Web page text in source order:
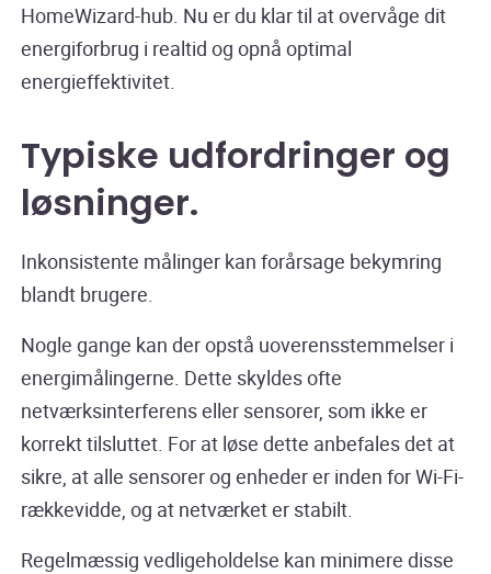
HomeWizard-hub. Nu er du klar til at overvåge dit
energiforbrug i realtid og opnå optimal
energieffektivitet.
Typiske udfordringer og
løsninger.
Inkonsistente målinger kan forårsage bekymring
blandt brugere.
Nogle gange kan der opstå uoverensstemmelser i
energimålingerne. Dette skyldes ofte
netværksinterferens eller sensorer, som ikke er
korrekt tilsluttet. For at løse dette anbefales det at
sikre, at alle sensorer og enheder er inden for Wi-Fi-
rækkevidde, og at netværket er stabilt.
Regelmæssig vedligeholdelse kan minimere disse